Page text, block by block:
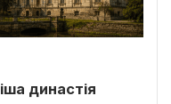
династія